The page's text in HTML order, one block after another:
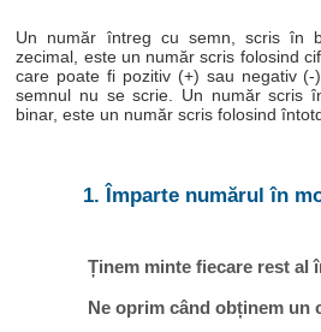
Un număr întreg cu semn, scris în
zecimal, este un număr scris folosind
care poate fi pozitiv (+) sau negativ
semnul nu se scrie. Un număr scris
binar, este un număr scris folosind
1. Împarte numărul în
Ținem minte fiecare rest al
Ne oprim când obținem un